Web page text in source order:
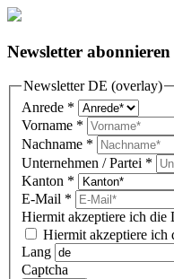
Newsletter abonnieren
Newsletter DE (overlay)
Anrede *
Vorname *
Nachname *
Unternehmen / Partei *
Kanton *
E-Mail *
Hiermit akzeptiere ich die
Hiermit akzeptiere ich
Lang
Captcha